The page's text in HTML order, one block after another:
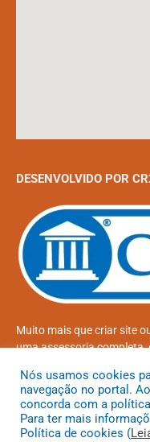
DESENVOLVIDO POR
Muito mais quecriar site
umaassessoriacompleta,
atendidas.
Conheça oPNTPe o
Nós usamos cookies
navegação no portal.
concorda com a
Para ter mais
Política de cookies (